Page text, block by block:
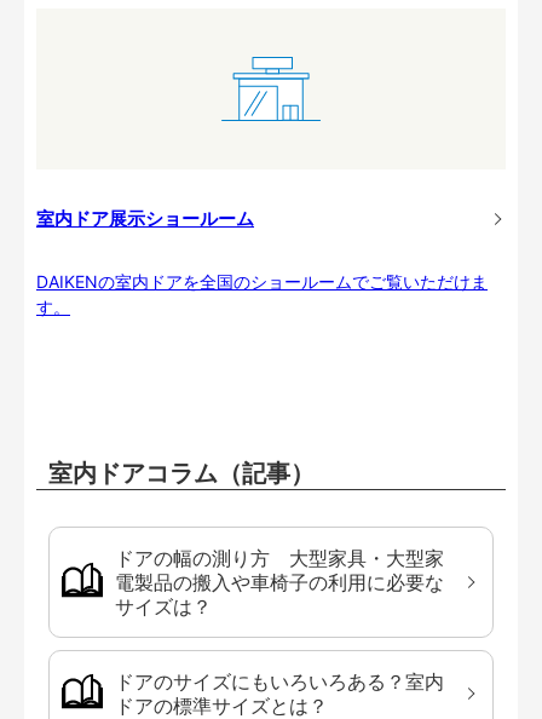
室内ドア展示ショールーム
DAIKENの室内ドアを全国のショールームでご覧いただけま
す。
室内ドアコラム（記事）
ドアの幅の測り方 大型家具・大型家
電製品の搬入や車椅子の利用に必要な
サイズは？
ドアのサイズにもいろいろある？室内
ドアの標準サイズとは？